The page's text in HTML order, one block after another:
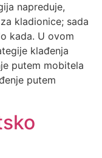
napreduje,
kladionice; sada
kada. U ovom
klađenja
putem mobitela
putem